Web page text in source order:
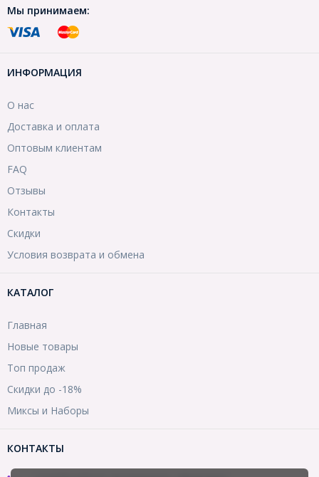
Мы принимаем:
ИНФОРМАЦИЯ
О нас
Доставка и оплата
Оптовым клиентам
FAQ
Отзывы
Контакты
Скидки
Условия возврата и обмена
КАТАЛОГ
Главная
Новые товары
Топ продаж
Скидки до -18%
Миксы и Наборы
КОНТАКТЫ